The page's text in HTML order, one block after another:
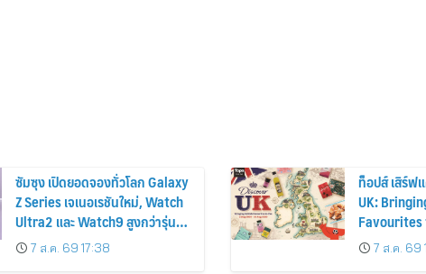
ซัมซุง เปิดยอดจองทั่วโลก Galaxy
Z Series เจเนอเรชันใหม่, Watch
Ultra2 และ Watch9 สูงกว่ารุ่น
ก่อนหน้ากว่า 30%
7 ส.ค. 69 17:38
ท็อปส์ เสิร์ฟ
UK:
อร่อยและไอ
อาณาจักร ส่
7 ส.ค. 69